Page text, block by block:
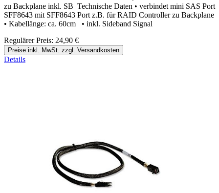
zu Backplane inkl. SB Technische Daten • verbindet mini SAS Port
SFF8643 mit SFF8643 Port z.B. für RAID Controller zu Backplane
• Kabellänge: ca. 60cm • inkl. Sideband Signal
Regulärer Preis: 24,90 €
Preise inkl. MwSt. zzgl. Versandkosten
Details